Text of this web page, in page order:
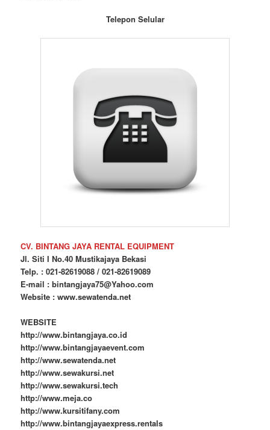
Telepon Selular
CV. BINTANG JAYA RENTAL EQUIPMENT
Jl. Siti I No.40 Mustikajaya Bekasi
Telp. : 021-82619088 / 021-82619089
E-mail : bintangjaya75@Yahoo.com
Website : www.sewatenda.net
WEBSITE
http://www.bintangjaya.co.id
http://www.bintangjayaevent.com
http://www.sewatenda.net
http://www.sewakursi.net
http://www.sewakursi.tech
http://www.meja.co
http://www.kursitifany.com
http://www.bintangjayaexpress.rentals